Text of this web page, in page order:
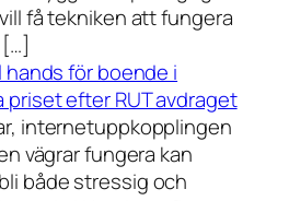
få tekniken att fungera
hands för boende i
priset efter RUT avdraget
internetuppkopplingen
vägrar fungera kan
både stressig och